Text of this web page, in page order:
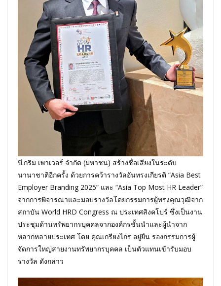
บี.กริม เพาเวอร์ จำกัด (มหาชน) สร้างชื่อเสียงในระดับ
นานาชาติอีกครั้ง ด้วยการคว้ารางวัลอันทรงเกียรติ “Asia Best
Employer Branding 2025” และ “Asia Top Most HR Leader”
จากการพิจารณาและมอบรางวัลโดยกรรมการผู้ทรงคุณวุฒิจาก
สถาบัน World HRD Congress ณ ประเทศสิงคโปร์ ซึ่งเป็นงาน
ประชุมด้านทรัพยากรบุคคลจากองค์กรชั้นนำและผู้นำจาก
หลากหลายประเทศ โดย คุณเกรียงไกร อยู่ยืน รองกรรมการผู้
จัดการใหญ่สายงานทรัพยากรบุคคล เป็นตัวแทนเข้ารับมอบ
รางวัล ดังกล่าว